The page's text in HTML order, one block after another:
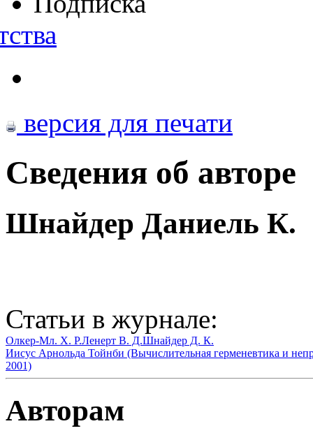
версия для печати
Сведения об авторе
Шнайдер Даниель К.
Статьи в журнале:
Олкер-Мл. Х. Р.Ленерт В. Д.Шнайдер Д. К.
Иисус Арнольда Тойнби (Вычислительная герменевтика и
2001)
Авторам